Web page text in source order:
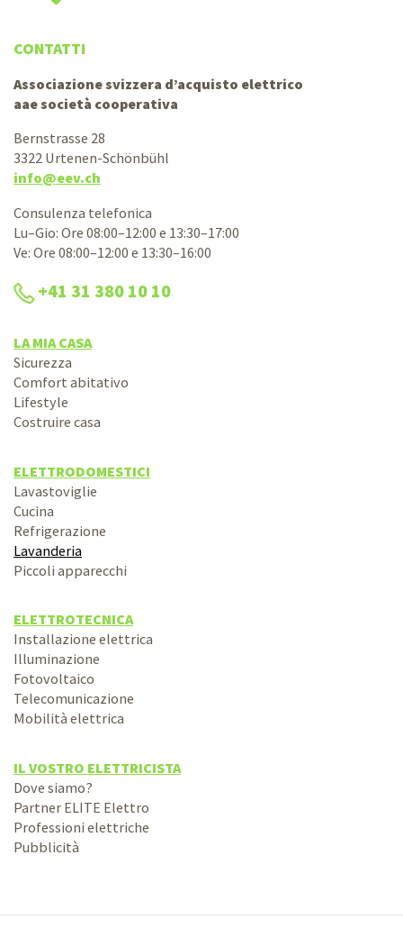
CONTATTI
Associazione svizzera d’acquisto elettrico
aae società cooperativa
Bernstrasse 28
3322 Urtenen-Schönbühl
info@eev.ch
Consulenza telefonica
Lu–Gio: Ore 08:00–12:00 e 13:30–17:00
Ve: Ore 08:00–12:00 e 13:30–16:00
+41 31 380 10 10
LA MIA CASA
Sicurezza
Comfort abitativo
Lifestyle
Costruire casa
ELETTRODOMESTICI
Lavastoviglie
Cucina
Refrigerazione
Lavanderia
Piccoli apparecchi
ELETTROTECNICA
Installazione elettrica
Illuminazione
Fotovoltaico
Telecomunicazione
Mobilità elettrica
IL VOSTRO ELETTRICISTA
Dove siamo?
Partner ELITE Elettro
Professioni elettriche
Pubblicità